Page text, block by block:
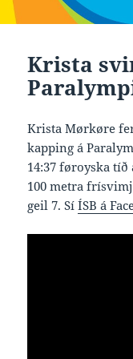
Krista
Krista Mørkøre
kapping á
14:37 føroyska
100 metra
geil 7. SíÍSB á